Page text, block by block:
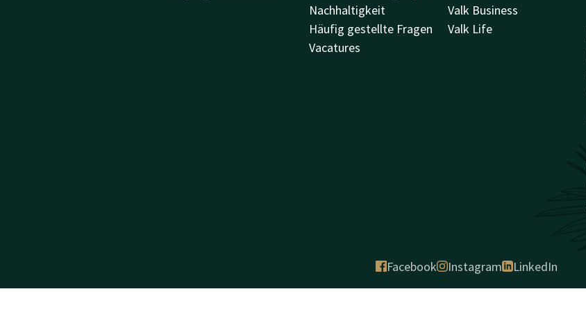
Nachhaltigkeit
Häufig gestellte Fragen
Vacatures
Valk Business
Valk Life
Facebook Instagram LinkedIn